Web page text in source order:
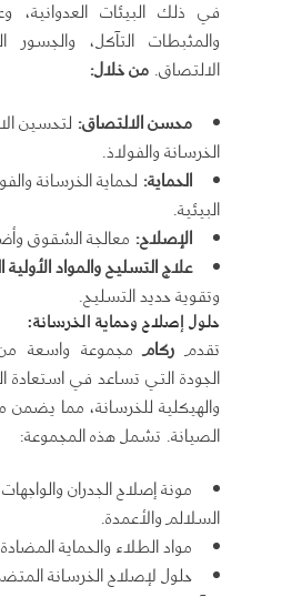
في ذلك البيئات العدوانية،
والمثبطات التآكل، والجسور
الالتصاق. من خلال:
محسن الالتصاق: لتحسين
الخرسانة والفولاذ.
الحماية: لحماية الخرسانة
البيئية.
الإصلاح: معالجة الشقوق
علاج التسليح والمواد
وتقوية حديد التسليح.
حلول إصلاح وحماية الخرسانة:
تقدم ركام مجموعة واسعة من
الجودة التي تساعد في استعادة
والهيكلية للخرسانة، مما يضمن
الصيانة. تشمل هذه المجموعة:
مونة إصلاح الجدران
السلالم والأعمدة.
مواد الطلاء والحماية
حلول لإصلاح الخرسانة